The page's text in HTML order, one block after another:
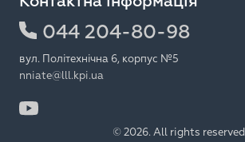
044 204-80-98
вул. Політехнічна 6, корпус №5
nniate@lll.kpi.ua
© 2026. All rights reserved